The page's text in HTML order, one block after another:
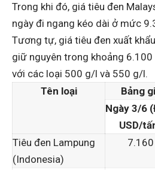
Trong khi đó, giá tiêu đen
ngày đi ngang kéo dài ở mức
Tương tự, giá tiêu đen xuất
giữ nguyên trong khoảng
với các loại 500 g/l và 550 g/l.
Tên loại
Bảng
Ngày 3/6
USD/
Tiêu đen Lampung
(Indonesia)
7.160